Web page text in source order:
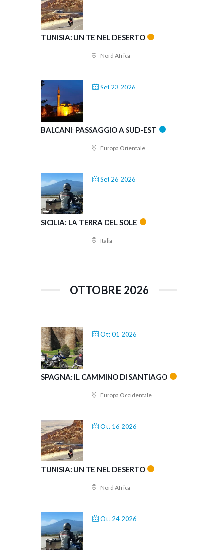
TUNISIA: UN TE NEL DESERTO
Nord Africa
Set 23 2026
BALCANI: PASSAGGIO A SUD-EST
Europa Orientale
Set 26 2026
SICILIA: LA TERRA DEL SOLE
Italia
OTTOBRE 2026
Ott 01 2026
SPAGNA: IL CAMMINO DI SANTIAGO
Europa Occidentale
Ott 16 2026
TUNISIA: UN TE NEL DESERTO
Nord Africa
Ott 24 2026